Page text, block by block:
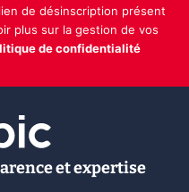
de désinscription présent
plus sur la gestion de vos
de confidentialité
et expertise